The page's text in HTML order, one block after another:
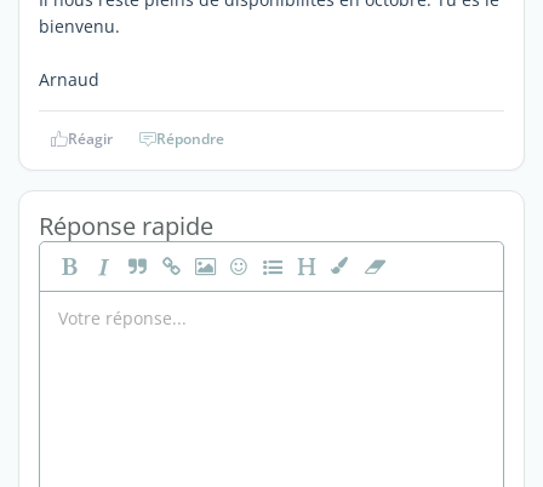
bienvenu.
Arnaud
Réagir Répondre
Réponse rapide